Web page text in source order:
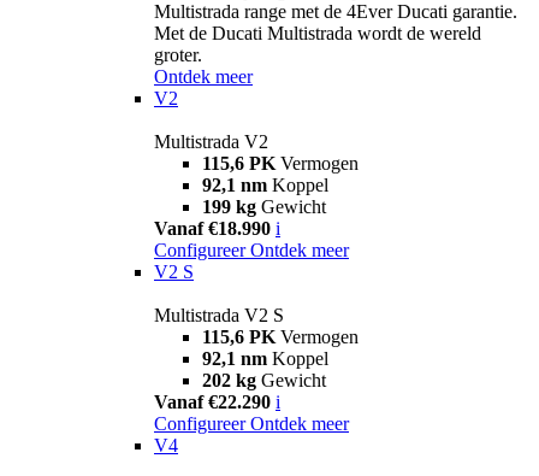
Multistrada range met de 4Ever Ducati garantie.
Met de Ducati Multistrada wordt de wereld
groter.
Ontdek meer
V2
Multistrada V2
115,6 PK Vermogen
92,1 nm Koppel
199 kg Gewicht
Vanaf €18.990 i
Configureer Ontdek meer
V2 S
Multistrada V2 S
115,6 PK Vermogen
92,1 nm Koppel
202 kg Gewicht
Vanaf €22.290 i
Configureer Ontdek meer
V4